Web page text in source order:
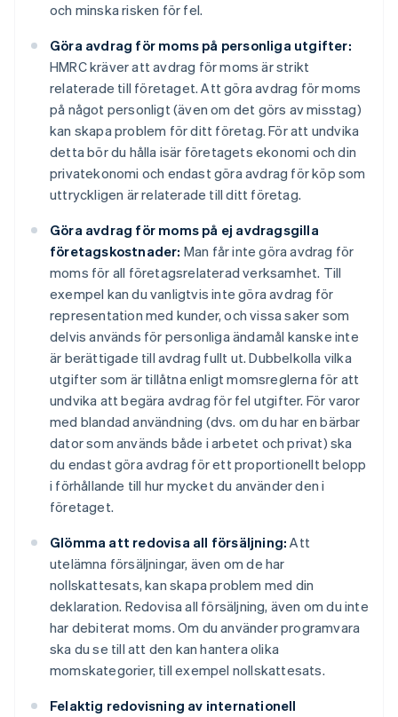
och minska risken för fel.
Göra avdrag för moms på personliga utgifter:
HMRC kräver att avdrag för moms är strikt
relaterade till företaget. Att göra avdrag för moms
på något personligt (även om det görs av misstag)
kan skapa problem för ditt företag. För att undvika
detta bör du hålla isär företagets ekonomi och din
privatekonomi och endast göra avdrag för köp som
uttryckligen är relaterade till ditt företag.
Göra avdrag för moms på ej avdragsgilla
företagskostnader: Man får inte göra avdrag för
moms för all företagsrelaterad verksamhet. Till
exempel kan du vanligtvis inte göra avdrag för
representation med kunder, och vissa saker som
delvis används för personliga ändamål kanske inte
är berättigade till avdrag fullt ut. Dubbelkolla vilka
utgifter som är tillåtna enligt momsreglerna för att
undvika att begära avdrag för fel utgifter. För varor
med blandad användning (dvs. om du har en bärbar
dator som används både i arbetet och privat) ska
du endast göra avdrag för ett proportionellt belopp
i förhållande till hur mycket du använder den i
företaget.
Glömma att redovisa all försäljning: Att
utelämna försäljningar, även om de har
nollskattesats, kan skapa problem med din
deklaration. Redovisa all försäljning, även om du inte
har debiterat moms. Om du använder programvara
ska du se till att den kan hantera olika
momskategorier, till exempel nollskattesats.
Felaktig redovisning av internationell